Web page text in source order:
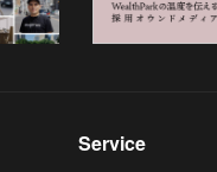
Service